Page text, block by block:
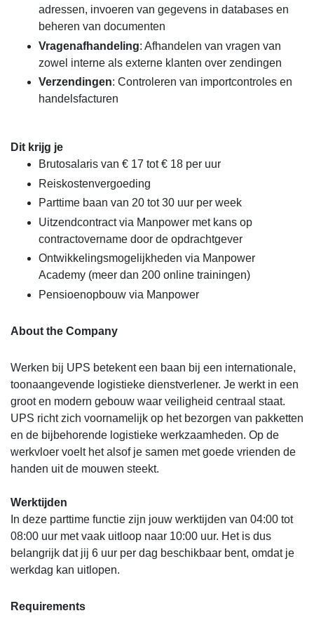
adressen, invoeren van gegevens in databases en
beheren van documenten
Vragenafhandeling: Afhandelen van vragen van
zowel interne als externe klanten over zendingen
Verzendingen: Controleren van importcontroles en
handelsfacturen
Dit krijg je
Brutosalaris van € 17 tot € 18 per uur
Reiskostenvergoeding
Parttime baan van 20 tot 30 uur per week
Uitzendcontract via Manpower met kans op
contractovername door de opdrachtgever
Ontwikkelingsmogelijkheden via Manpower
Academy (meer dan 200 online trainingen)
Pensioenopbouw via Manpower
About the Company
Werken bij UPS betekent een baan bij een internationale,
toonaangevende logistieke dienstverlener. Je werkt in een
groot en modern gebouw waar veiligheid centraal staat.
UPS richt zich voornamelijk op het bezorgen van pakketten
en de bijbehorende logistieke werkzaamheden. Op de
werkvloer voelt het alsof je samen met goede vrienden de
handen uit de mouwen steekt.
Werktijden
In deze parttime functie zijn jouw werktijden van 04:00 tot
08:00 uur met vaak uitloop naar 10:00 uur. Het is dus
belangrijk dat jij 6 uur per dag beschikbaar bent, omdat je
werkdag kan uitlopen.
Requirements